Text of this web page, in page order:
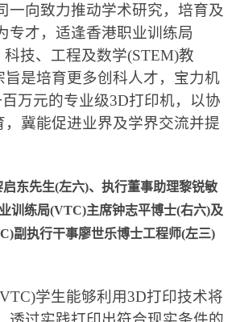
一向致力推动学术研究，培育及
专才，适逢香港职业训练局
技、工程及数学(STEM)教
旨是培育更多创科人才，宝力机
万元的专业级3D打印机，以协
，冀能促进业界及学界交流并提
东先生(左六)、执行董事助理黎锐敏
训练局(VTC)主席钟志平博士(右六)及
)副执行干事廖世乐博士工程师(左三)
学生能够利用3D打印技术将